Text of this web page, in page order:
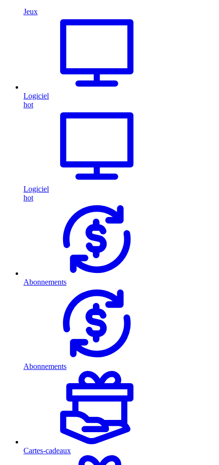
Jeux
Logiciel
hot
Logiciel
hot
Abonnements
Abonnements
Cartes-cadeaux